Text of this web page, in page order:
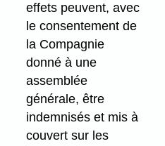
effets peuvent, avec
le consentement de
la Compagnie
donné à une
assemblée
générale, être
indemnisés et mis à
couvert sur les